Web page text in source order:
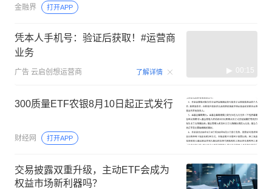
金融界 打开APP
凭本人手机号：验证后获取！#运营商
业务
广告 云启创想运营商 了解详情 00:15
300质量ETF农银8月10日起正式发行
财经网 打开APP
交易披露双重升级，主动ETF会成为
权益市场新利器吗？